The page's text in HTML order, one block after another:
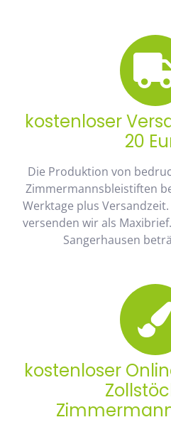
kostenloser
20
Die Produktion von
Zimmermannsbleistiften
Werktage plus
versenden wir als
Sangerhausen
kostenloser